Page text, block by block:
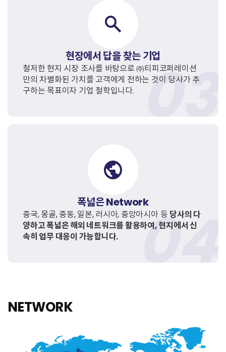
search
현장에서 답을 찾는 기업
철저한 현지 시장 조사를 바탕으로 ㈜티피코퍼레이션
만의 차별화된 가치를 고객에게 전하는 것이 당사가 추
구하는 목표이자 기업 철학입니다.
public
폭넓은 Network
중국, 몽골, 중동, 일본, 러시아, 중앙아시아 등 당사의 다
양하고 폭넓은 해외 네트워크를 활용하여, 현지에서 신
속히 업무 대응이 가능합니다.
NETWORK